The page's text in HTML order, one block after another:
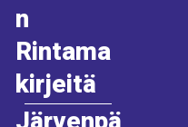
n
Rintama
kirjeitä